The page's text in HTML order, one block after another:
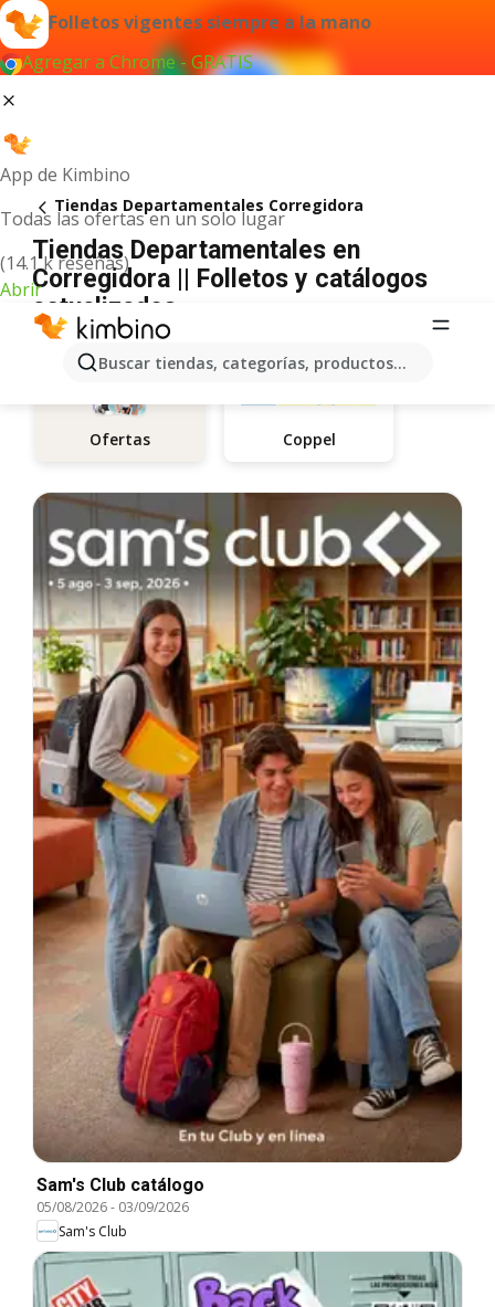
Folletos vigentes siempre a la mano
Agregar a Chrome - GRATIS
App de Kimbino
Todas las ofertas en un solo lugar
(14.1 k reseñas)
Abrir
Buscar tiendas, categorías, productos...
Tiendas Departamentales Corregidora
Tiendas Departamentales en
Corregidora || Folletos y catálogos
actualizados
Ofertas Coppel
Sam's Club catálogo
05/08/2026- 03/09/2026
Sam's Club